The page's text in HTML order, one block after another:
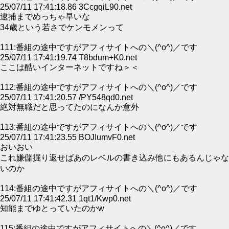
25/07/11 17:41:18.86 3CcgqiL90.net
逮捕までめっちゃ早いな
34歳という若さでケンモメンって
111:番組の途中ですがアフィサイトへの＼(^o^)／です
25/07/11 17:41:19.74 T8bdum+K0.net
ここは酷いインターネットですね＞＜
112:番組の途中ですがアフィサイトへの＼(^o^)／です
25/07/11 17:41:20.57 /PY548qd0.net
絶対無職だと思ってたのになんか意外
113:番組の途中ですがアフィサイトへの＼(^o^)／です
25/07/11 17:41:23.55 BOJIumvF0.net
おいおい
これ嫌儲掘り返せばあのレベルの書き込み他にもあるんじゃな
いのか
114:番組の途中ですがアフィサイトへの＼(^o^)／です
25/07/11 17:41:42.31 1qt1/Kwp0.net
知能までゆとっていたのかw